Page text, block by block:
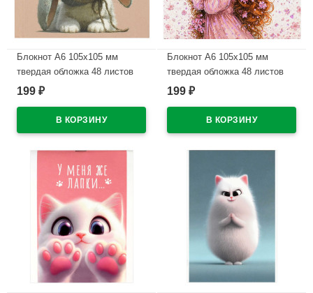
Блокнот А6 105х105 мм
твердая обложка 48 листов
Феникс Котенок-зайчик клетка
199 ₽
Блокнот А6 105х105 мм
твердая обложка 48 листов
Феникс Девочка-Весна клетка
199 ₽